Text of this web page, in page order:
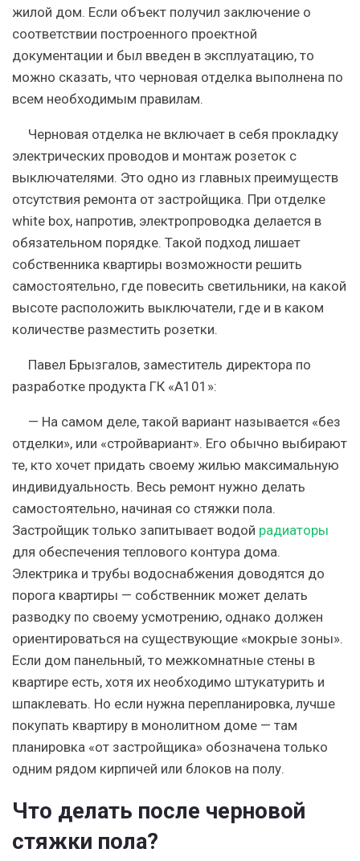
жилой дом. Если объект получил заключение о
соответствии построенного проектной
документации и был введен в эксплуатацию, то
можно сказать, что черновая отделка выполнена по
всем необходимым правилам.
Черновая отделка не включает в себя прокладку
электрических проводов и монтаж розеток с
выключателями. Это одно из главных преимуществ
отсутствия ремонта от застройщика. При отделке
white box, напротив, электропроводка делается в
обязательном порядке. Такой подход лишает
собственника квартиры возможности решить
самостоятельно, где повесить светильники, на какой
высоте расположить выключатели, где и в каком
количестве разместить розетки.
Павел Брызгалов, заместитель директора по
разработке продукта ГК «А101»:
— На самом деле, такой вариант называется «без
отделки», или «стройвариант». Его обычно выбирают
те, кто хочет придать своему жилью максимальную
индивидуальность. Весь ремонт нужно делать
самостоятельно, начиная со стяжки пола.
Застройщик только запитывает водой радиаторы
для обеспечения теплового контура дома.
Электрика и трубы водоснабжения доводятся до
порога квартиры — собственник может делать
разводку по своему усмотрению, однако должен
ориентироваться на существующие «мокрые зоны».
Если дом панельный, то межкомнатные стены в
квартире есть, хотя их необходимо штукатурить и
шпаклевать. Но если нужна перепланировка, лучше
покупать квартиру в монолитном доме — там
планировка «от застройщика» обозначена только
одним рядом кирпичей или блоков на полу.
Что делать после черновой
стяжки пола?